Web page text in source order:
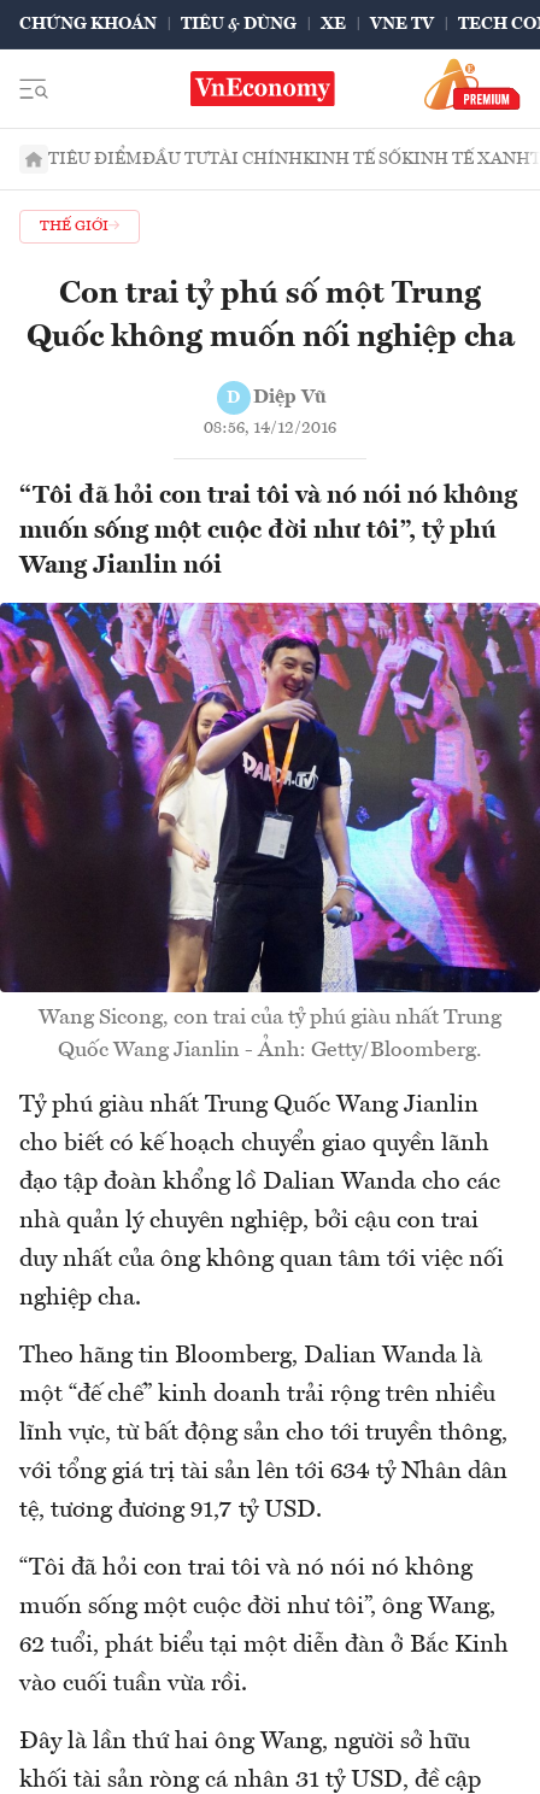
CHỨNG KHOÁN TIÊU & DÙNG XE VNE TV TECH
TIÊU ĐIỂMĐẦU TƯTÀI CHÍNHKINH TẾ SỐKINH TẾ XANH
THẾ GIỚI
Con trai tỷ phú số một Trung
Quốc không muốn nối nghiệp cha
D Diệp Vũ
08:56, 14/12/2016
“Tôi đã hỏi con trai tôi và nó nói nó không
muốn sống một cuộc đời như tôi”, tỷ phú
Wang Jianlin nói
Wang Sicong, con trai của tỷ phú giàu nhất Trung
Quốc Wang Jianlin - Ảnh: Getty/Bloomberg.
Tỷ phú giàu nhất Trung Quốc Wang Jianlin
cho biết có kế hoạch chuyển giao quyền lãnh
đạo tập đoàn khổng lồ Dalian Wanda cho các
nhà quản lý chuyên nghiệp, bởi cậu con trai
duy nhất của ông không quan tâm tới việc nối
nghiệp cha.
Theo hãng tin Bloomberg, Dalian Wanda là
một “đế chế” kinh doanh trải rộng trên nhiều
lĩnh vực, từ bất động sản cho tới truyền thông,
với tổng giá trị tài sản lên tới 634 tỷ Nhân dân
tệ, tương đương 91,7 tỷ USD.
“Tôi đã hỏi con trai tôi và nó nói nó không
muốn sống một cuộc đời như tôi”, ông Wang,
62 tuổi, phát biểu tại một diễn đàn ở Bắc Kinh
vào cuối tuần vừa rồi.
Đây là lần thứ hai ông Wang, người sở hữu
khối tài sản ròng cá nhân 31 tỷ USD, đề cập